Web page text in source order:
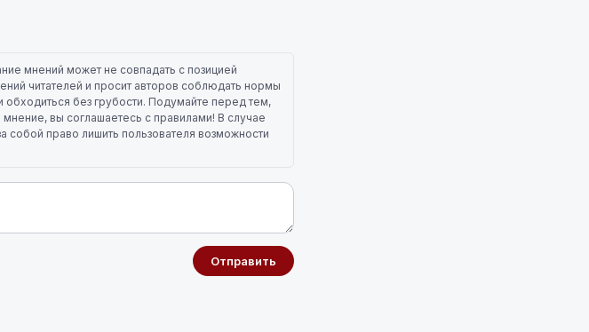
мнений может не совпадать с позицией
читателей и просит авторов соблюдать нормы
без грубости. Подумайте перед тем,
мнение, вы соглашаетесь с правилами! В случае
собой право лишить пользователя возможности
Отправить